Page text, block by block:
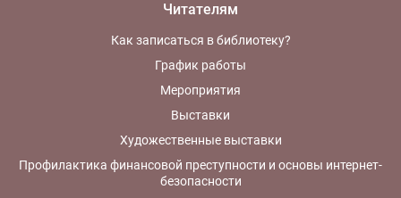
Читателям
Как записаться в библиотеку?
График работы
Мероприятия
Выставки
Художественные выставки
Профилактика финансовой преступности и основы интернет-
безопасности